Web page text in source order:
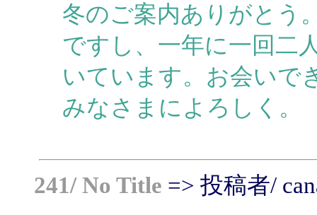
冬のご案内ありがとう
ですし、一年に一回二
いています。お会いで
みなさまによろしく。
241/ No Title => 投稿者/